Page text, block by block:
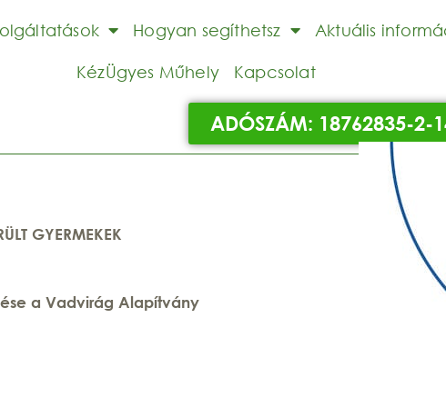
Hogyan segíthetsz Aktuális
KézÜgyes Műhely Kapcsolat
ADÓSZÁM: 18762835-2-
GYERMEKEK
a Vadvirág Alapítvány